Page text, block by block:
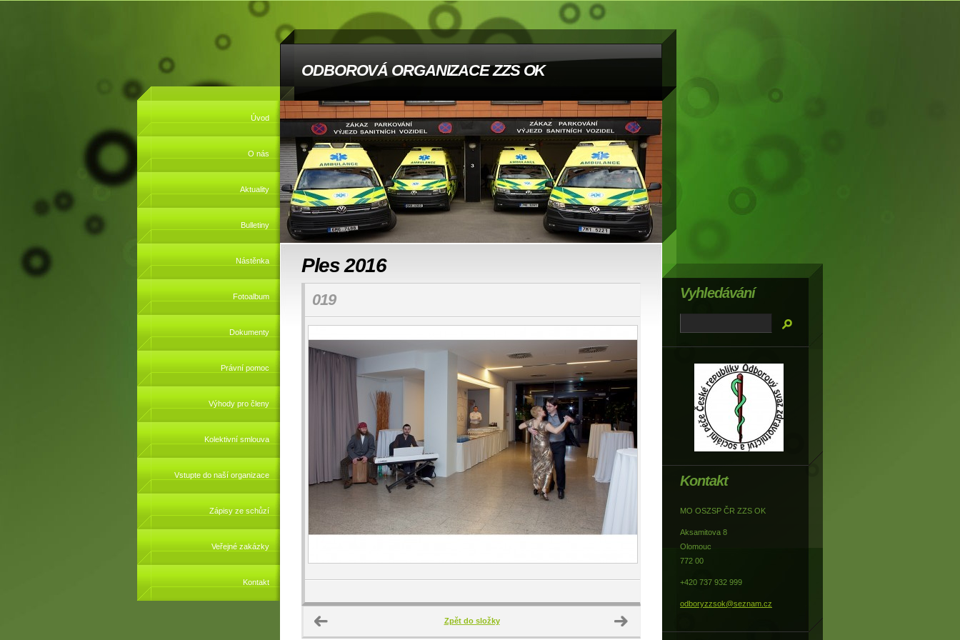
ODBOROVÁ ORGANIZACE ZZS OK
Úvod
O nás
Aktuality
Bulletiny
Nástěnka
Fotoalbum
Dokumenty
Právní pomoc
Výhody pro členy
Kolektivní smlouva
Vstupte do naší organizace
Zápisy ze schůzí
Veřejné zakázky
Kontakt
Ples 2016
019
Zpět do složky
Kontakt
MO OSZSP ČR ZZS OK
Aksamitova 8
Olomouc
772 00
+420 737 932 999
odboryzzsok@seznam.cz
Vyhledávání